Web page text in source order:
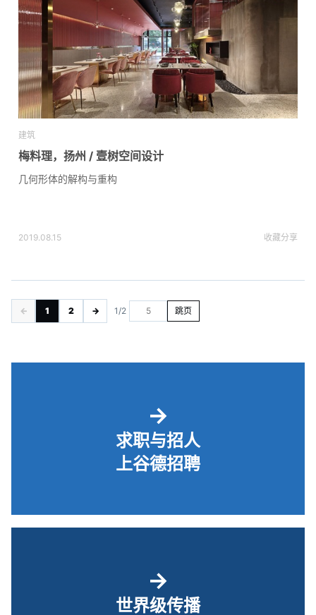
建筑
梅料理，扬州 / 壹树空间设计
几何形体的解构与重构
2019.08.15 收藏分享
← 1 2 → 1/2 跳页
→
求职与招人
上谷德招聘
→
世界级传播